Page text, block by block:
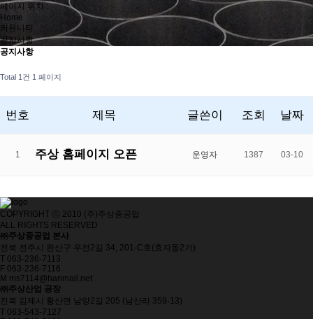
페이지 위치 :
Home
커뮤니티
공지사항
공지사항
Total 1건 1 페이지
번호 제목 글쓴이 조회 날짜
1 주상 홈페이지 오픈 운영자 1387 03-10
COPYRIGHT ⓒ 2010 (주)주상중공업
ALL RIGHTS RESERVED
㈜주상중공업 본사
전북 전주시 완산구 우전2길 34, 201-C호(효자동2가)
T 063-236-7113
F 063-236-7116
M ms7114@hanmail.net
㈜주상산업 공장
전북 김제시 황산면 남양2길 205 (남산리 359-13)
T 063-543-7127